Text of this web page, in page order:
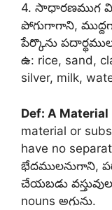
4. సాధారణముగ
పోగుగాగాని,
పేర్కొను
ఉ: rice, sand,
silver, milk,
Def: A Material
material or
have no
భేదములనుగాని,
చేయబడు
nouns అగును.